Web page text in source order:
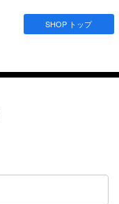
SHOP トップ